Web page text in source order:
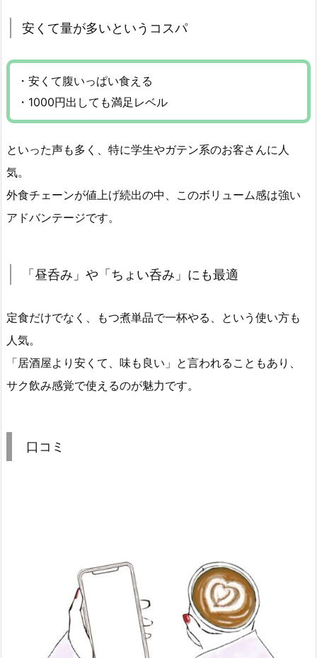
安くて量が多いというコスパ
・安くて腹いっぱい食える
・1000円出しても満足レベル
といった声も多く、特に学生やガテン系のお客さんに人
気。
外食チェーンが値上げ続出の中、このボリューム感は強い
アドバンテージです。
「昼呑み」や「ちょい呑み」にも最適
定食だけでなく、もつ煮単品で一杯やる、という使い方も
人気。
「居酒屋より安くて、味も良い」と言われることもあり、
サク飲み感覚で使えるのが魅力です。
口コミ